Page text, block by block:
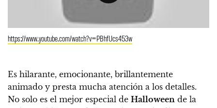
https://www.youtube.com/watch?v=PBhfUcs453w
Es hilarante, emocionante, brillantemente
animado y presta mucha atención a los detalles.
No solo es el mejor especial de Halloween de la